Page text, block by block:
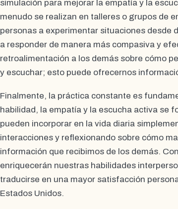
simulación para mejorar la empatía y la
menudo se realizan en talleres o grupos de
personas a experimentar situaciones desde
a responder de manera más compasiva y
retroalimentación a los demás sobre cómo
y escuchar; esto puede ofrecernos
Finalmente, la práctica constante es
habilidad, la empatía y la escucha activa se
pueden incorporar en la vida diaria
interacciones y reflexionando sobre cómo
información que recibimos de los demás.
enriquecerán nuestras habilidades
traducirse en una mayor satisfacción
Estados Unidos.